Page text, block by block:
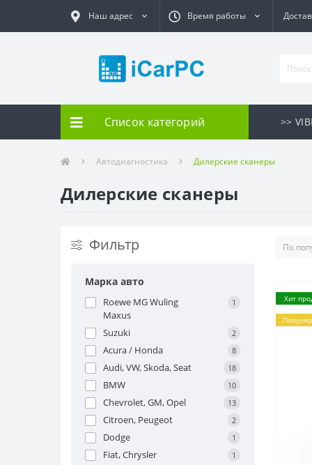
Наш адрес Время работы
Список категорий >>
Автодиагностика Дилерские сканеры
Дилерские сканеры
Фильтр
Марка авто
Roewe MG Wuling
Maxus
1
Suzuki 2
Acura / Honda 8
Audi, VW, Skoda, Seat 18
BMW 10
Chevrolet, GM, Opel 13
Citroen, Peugeot 2
Dodge 1
Fiat, Chrysler 1
Хит